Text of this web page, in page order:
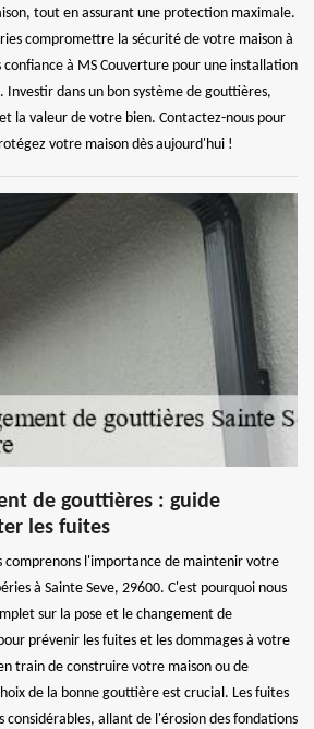
tout en assurant une protection maximale.
compromettre la sécurité de votre maison à
confiance à MS Couverture pour une installation
Investir dans un bon système de gouttières,
la valeur de votre bien. Contactez-nous pour
votre maison dès aujourd'hui !
de gouttières : guide
les fuites
comprenons l'importance de maintenir votre
à Sainte Seve, 29600. C'est pourquoi nous
sur la pose et le changement de
prévenir les fuites et les dommages à votre
train de construire votre maison ou de
de la bonne gouttière est crucial. Les fuites
considérables, allant de l'érosion des fondations